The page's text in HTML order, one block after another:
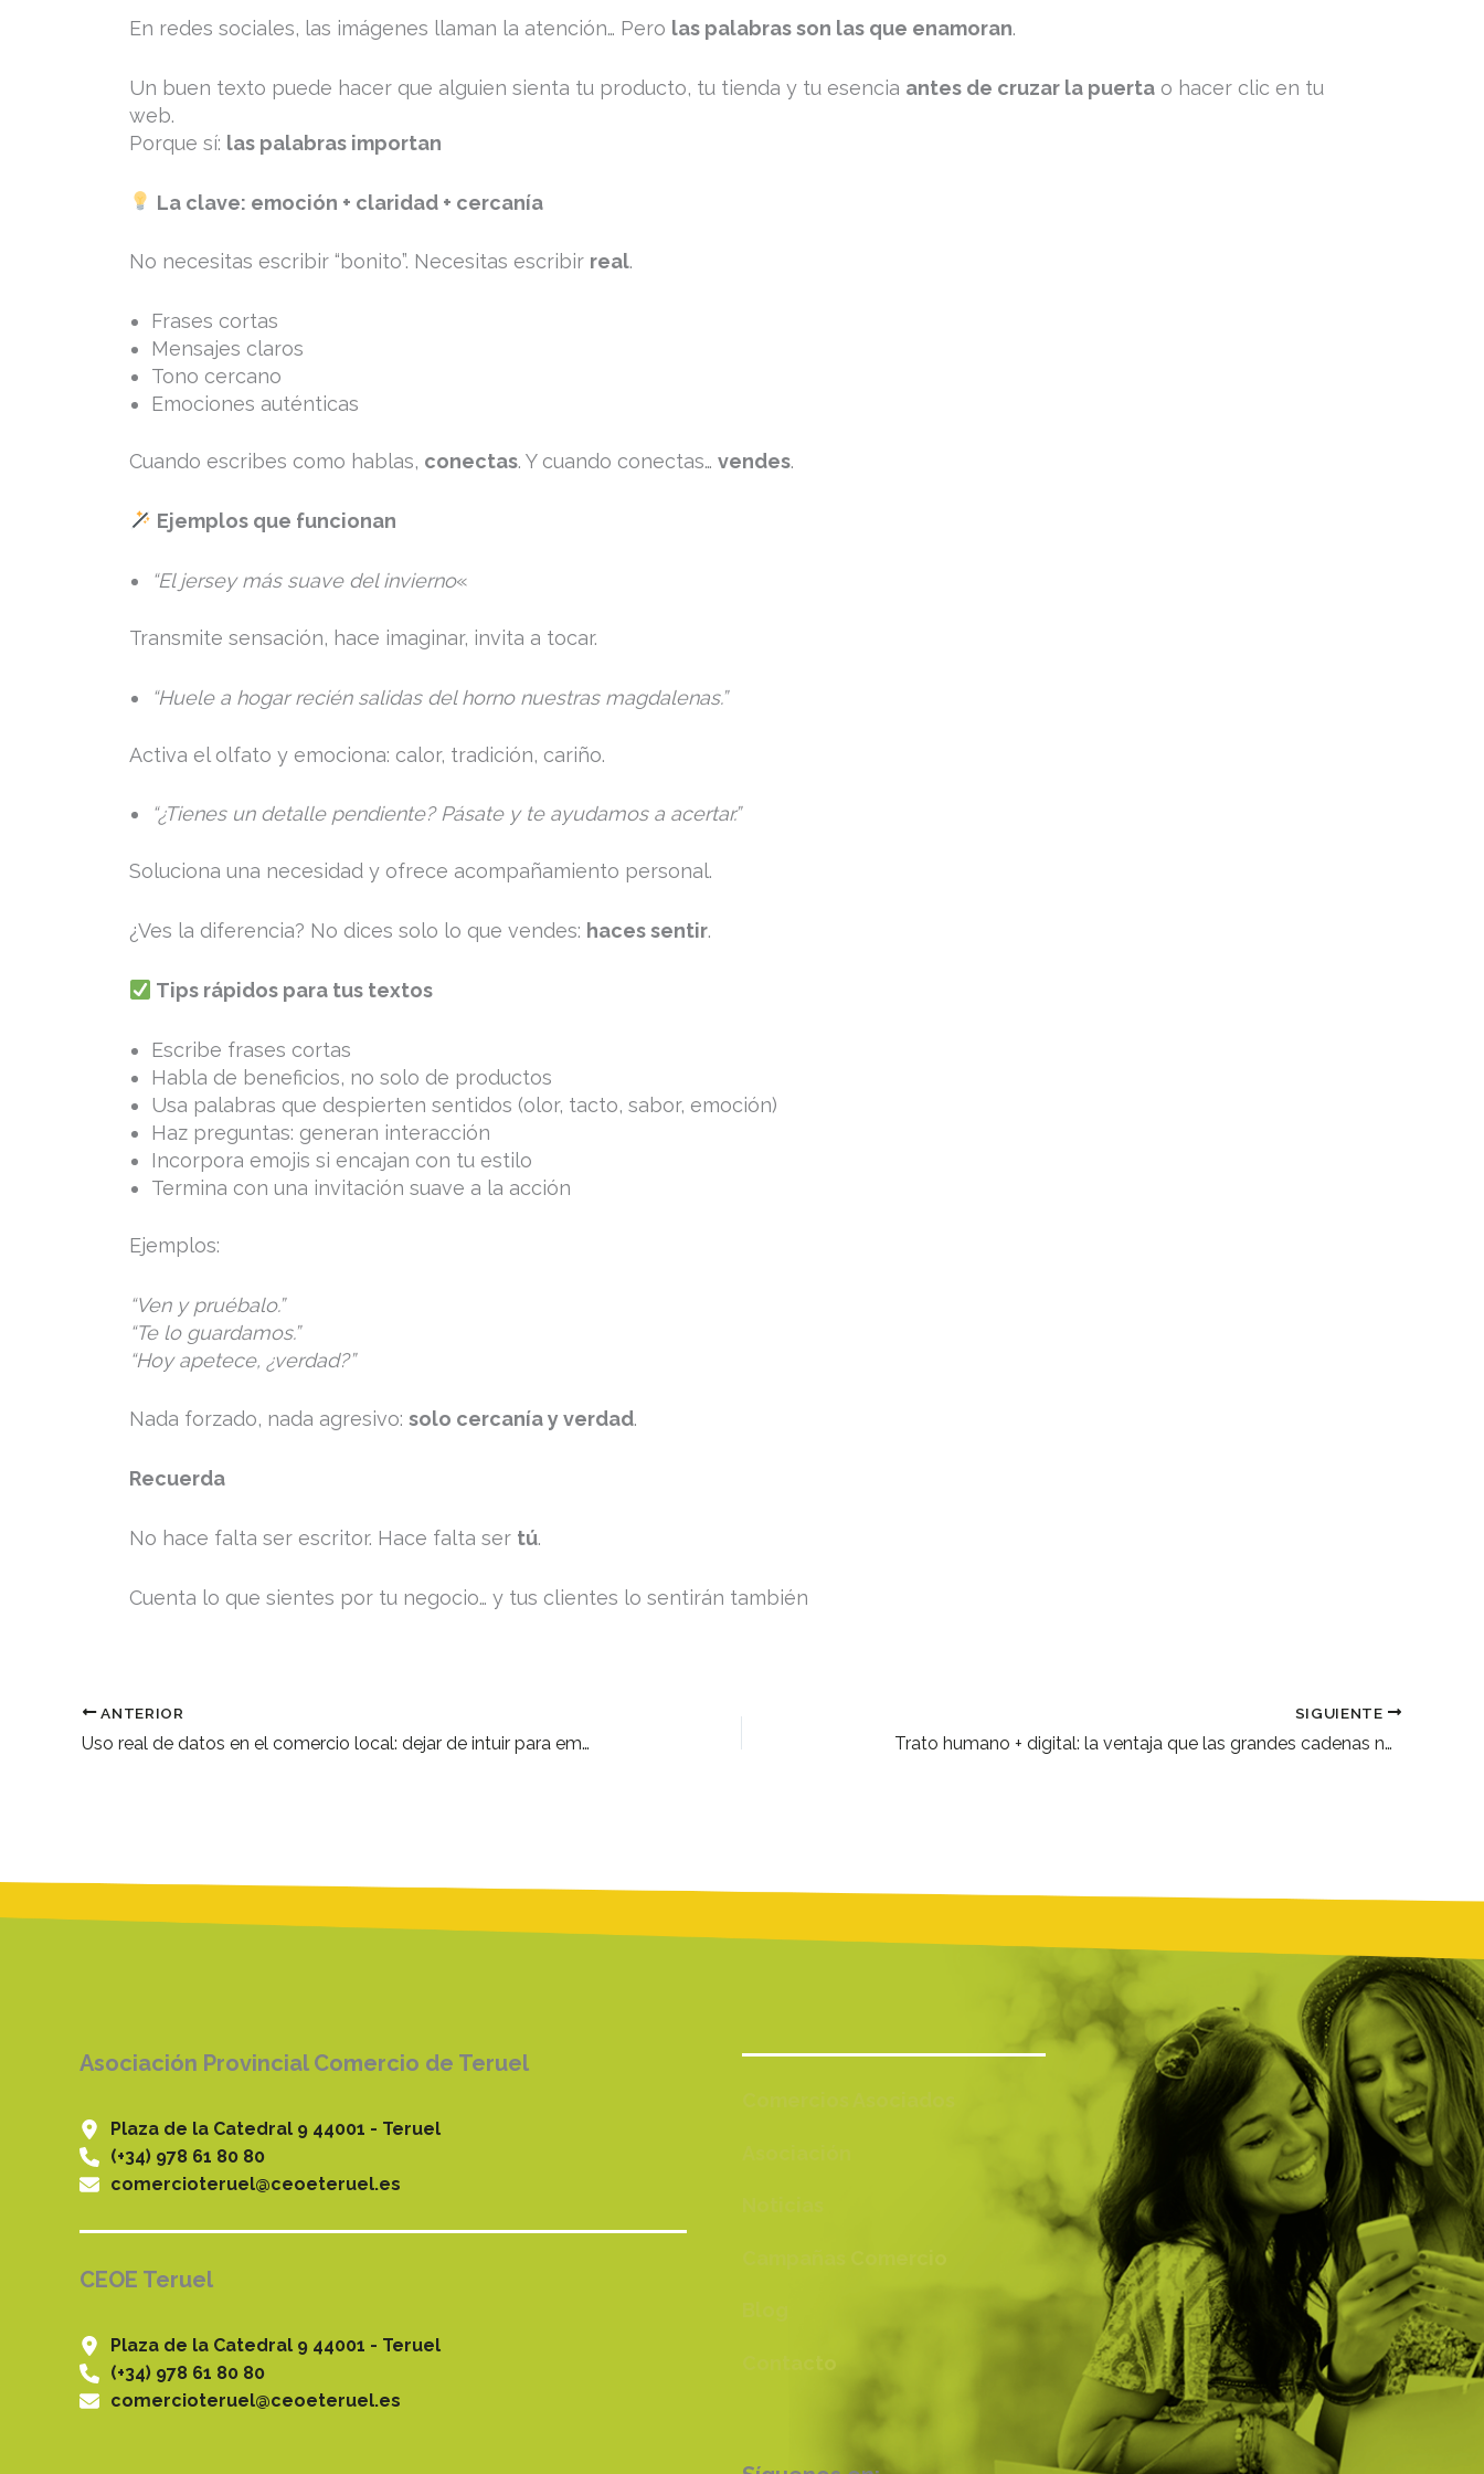
En redes sociales, las imágenes llaman la atención… Pero las palabras son las que enamoran.
Un buen texto puede hacer que alguien sienta tu producto, tu tienda y tu esencia antes de cruzar la puerta o hacer clic en tu
web.
Porque sí: las palabras importan
La clave: emoción + claridad + cercanía
No necesitas escribir “bonito”. Necesitas escribir real.
Frases cortas
Mensajes claros
Tono cercano
Emociones auténticas
Cuando escribes como hablas, conectas. Y cuando conectas… vendes.
Ejemplos que funcionan
“El jersey más suave del invierno«
Transmite sensación, hace imaginar, invita a tocar.
“Huele a hogar recién salidas del horno nuestras magdalenas.”
Activa el olfato y emociona: calor, tradición, cariño.
“¿Tienes un detalle pendiente? Pásate y te ayudamos a acertar.”
Soluciona una necesidad y ofrece acompañamiento personal.
¿Ves la diferencia? No dices solo lo que vendes: haces sentir.
Tips rápidos para tus textos
Escribe frases cortas
Habla de beneficios, no solo de productos
Usa palabras que despierten sentidos (olor, tacto, sabor, emoción)
Haz preguntas: generan interacción
Incorpora emojis si encajan con tu estilo
Termina con una invitación suave a la acción
Ejemplos:
“Ven y pruébalo.”
“Te lo guardamos.”
“Hoy apetece, ¿verdad?”
Nada forzado, nada agresivo: solo cercanía y verdad.
Recuerda
No hace falta ser escritor. Hace falta ser tú.
Cuenta lo que sientes por tu negocio… y tus clientes lo sentirán también
ANTERIOR
Uso real de datos en el comercio local: dejar de intuir para empezar a decidir
SIGUIENTE
Trato humano + digital: la ventaja que las grandes cadenas no pueden copiar
Asociación Provincial Comercio de Teruel
Plaza de la Catedral 9 44001 - Teruel
(+34) 978 61 80 80
comercioteruel@ceoeteruel.es
CEOE Teruel
Plaza de la Catedral 9 44001 - Teruel
(+34) 978 61 80 80
comercioteruel@ceoeteruel.es